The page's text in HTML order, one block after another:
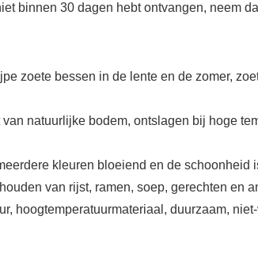
binnen 30 dagen hebt ontvangen, neem
zoete bessen in de lente en de zomer,
natuurlijke bodem, ontslagen bij hoge
kleuren bloeiend en de schoonheid
van rijst, ramen, soep, gerechten en
hoogtemperatuurmateriaal, duurzaam,